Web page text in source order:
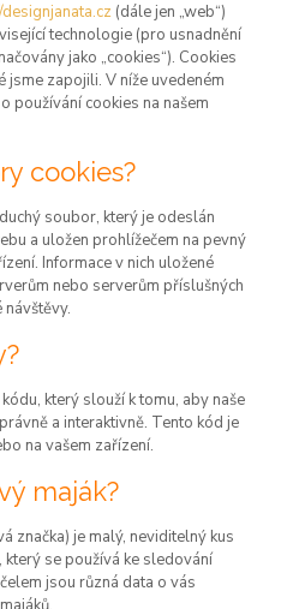
(dále jen „web“)
technologie (pro usnadnění
jako „cookies“). Cookies
jsme zapojili. V níže uvedeném
používání cookies na našem
cookies?
soubor, který je odeslán
a uložen prohlížečem na pevný
Informace v nich uložené
nebo serverům příslušných
který slouží k tomu, aby naše
a interaktivně. Tento kód je
na vašem zařízení.
maják?
značka) je malý, neviditelný kus
se používá ke sledování
jsou různá data o vás